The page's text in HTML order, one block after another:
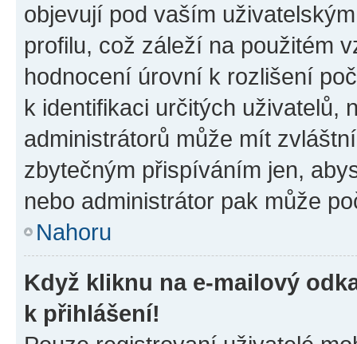
objevují pod vaším
profilu, což záleží na použitém
hodnocení úrovní k rozlišení
k identifikaci určitých uživatelů,
administrátorů může mít
zbytečným přispíváním jen,
nebo administrátor pak může
Nahoru
Když kliknu na e-mailový
k přihlášení!